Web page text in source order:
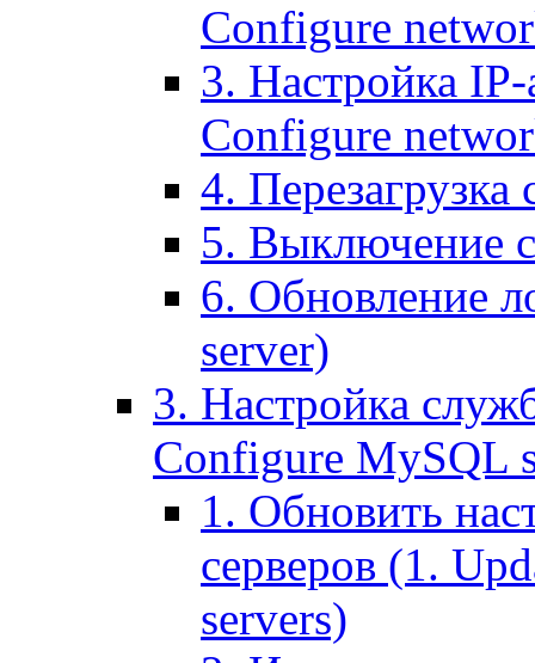
Configure
3. Настройка
Configure
4. Перезагрузка
5. Выключение
6. Обновление
server)
3. Настройка
Configure MySQL
1. Обновить
серверов (1.
servers)